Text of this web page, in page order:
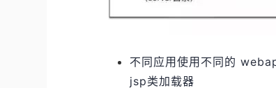
不同应用使用不同的
jsp类加载器